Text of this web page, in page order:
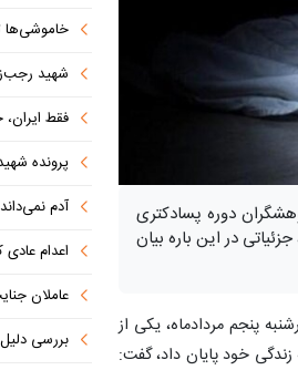
دوره پسادکتری
در این باره بیان
پنجم مردادماه، یکی از
خود پایان داد، گفت:
خاموشی‌ها تا ۲ هفته آینده به
شهید
فقط
پرونده
آدم نمی‌داند برای
اعدام عادی
عاملان
بررسی